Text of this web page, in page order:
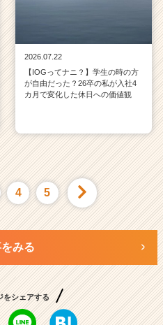
2026.07.22
【IOGってナニ？】学生の時の方
が自由だった？26卒の私が入社4
カ月で変化した休日への価値観
4 5
みる
をシェアする